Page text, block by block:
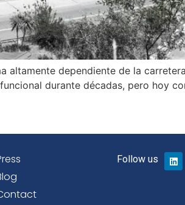
altamente dependiente de la
durante décadas, pero hoy
Follow us